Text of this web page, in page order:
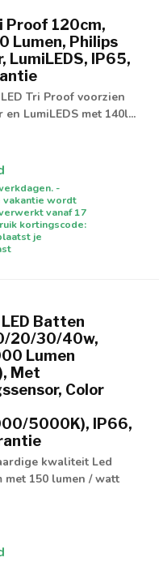
Proof 120cm,
Lumen, Philips
LumiLEDS, IP65,
Tri Proof voorzien
LumiLEDS met 140l...
-
vakantie wordt
vanaf 17
kortingscode:
je
Batten
20/30/40w,
Lumen
Met
Color
5000K), IP66,
kwaliteit Led
met 150 lumen / watt